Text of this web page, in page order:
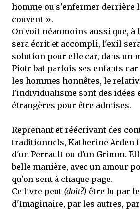
homme ou s'enfermer derrière
couvent ».
On voit néanmoins aussi que, à
sera écrit et accompli, l'exil
solution pour elle car, dans un
Piotr bat parfois ses enfants car
les hommes honnêtes, le
l'individualisme sont des idées
étrangères pour être admises.
Reprenant et réécrivant des
traditionnels, Katherine Arden
d'un Perrault ou d'un Grimm.
belle manière, avec un amour
qu'on sent à chaque page.
Ce livre peut (doit?) être lu par
d'Imaginaire, par les autres,